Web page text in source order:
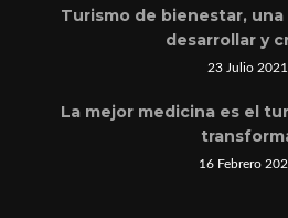
Turismo de bienestar,
desarrollar y
23 Julio 2021
La mejor medicina es el
16 Febrero